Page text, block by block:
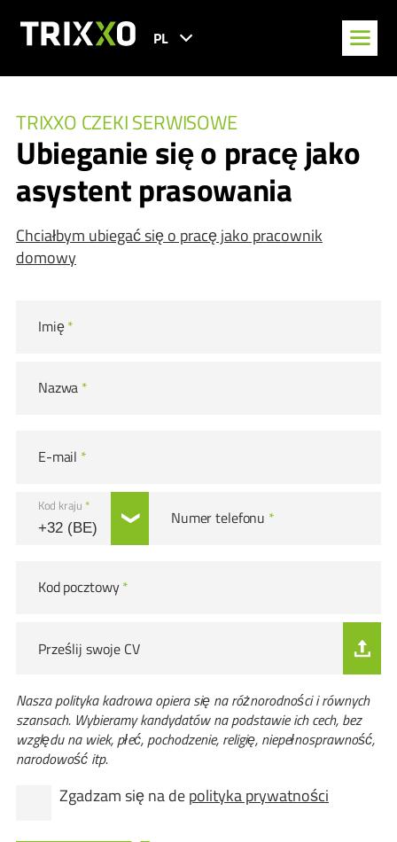
PL
TRIXXO CZEKI SERWISOWE
Ubieganie się o pracę jako
asystent prasowania
Chciałbym ubiegać się o pracę jako pracownik
domowy
Imię*
Nazwa *
E-mail *
Kod kraju *
Numer telefonu *
Kod pocztowy*
Prześlij swoje CV
Nasza polityka kadrowa opiera się na różnorodności i równych
szansach. Wybieramy kandydatów na podstawie ich cech, bez
względu na wiek, płeć, pochodzenie, religię, niepełnosprawność,
narodowość itp.
Zgadzam się na depolityka prywatności